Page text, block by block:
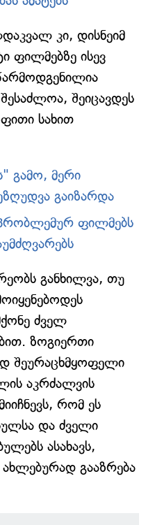
კი, დისნეიმ
ფილმებზე ისევ
შეიცავდეს
სახით
გამო, მერი
გაიზარდა
ფილმებს
განხილვა, თუ
ძველ
ზოგიერთი
შეურაცხმყოფელი
აკრძალვის
რომ ეს
და ძველი
ასახავს,
გააზრება